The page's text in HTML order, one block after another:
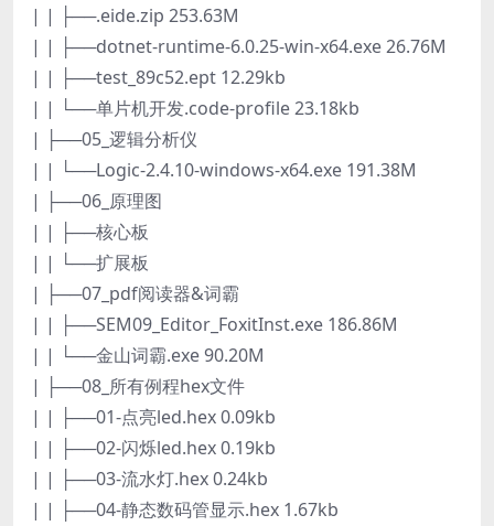
| | ├──.eide.zip 253.63M
| | ├──dotnet-runtime-6.0.25-win-x64.exe 26.76M
| | ├──test_89c52.ept 12.29kb
| | └──单片机开发.code-profile 23.18kb
| ├──05_逻辑分析仪
| | └──Logic-2.4.10-windows-x64.exe 191.38M
| ├──06_原理图
| | ├──核心板
| | └──扩展板
| ├──07_pdf阅读器&词霸
| | ├──SEM09_Editor_FoxitInst.exe 186.86M
| | └──金山词霸.exe 90.20M
| ├──08_所有例程hex文件
| | ├──01-点亮led.hex 0.09kb
| | ├──02-闪烁led.hex 0.19kb
| | ├──03-流水灯.hex 0.24kb
| | ├──04-静态数码管显示.hex 1.67kb